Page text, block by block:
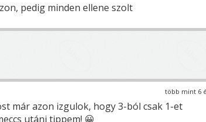
pedig minden ellene szolt
több mint 6
már azon izgulok, hogy 3-ból csak 1-et
utáni tippem! 😀